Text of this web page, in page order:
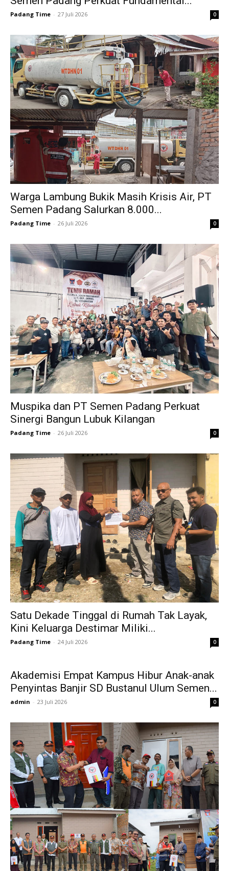
Padang Time - 27 Juli 2026 0
Warga Lambung Bukik Masih Krisis Air, PT
Semen Padang Salurkan 8.000...
Padang Time - 26 Juli 2026 0
Muspika dan PT Semen Padang Perkuat
Sinergi Bangun Lubuk Kilangan
Padang Time - 26 Juli 2026 0
Satu Dekade Tinggal di Rumah Tak Layak,
Kini Keluarga Destimar Miliki...
Padang Time - 24 Juli 2026 0
Akademisi Empat Kampus Hibur Anak-anak
Penyintas Banjir SD Bustanul Ulum Semen...
admin - 23 Juli 2026 0